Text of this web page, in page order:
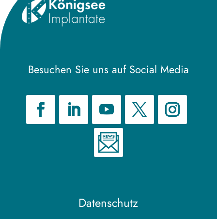
Besuchen Sie uns auf Social Media
Datenschutz